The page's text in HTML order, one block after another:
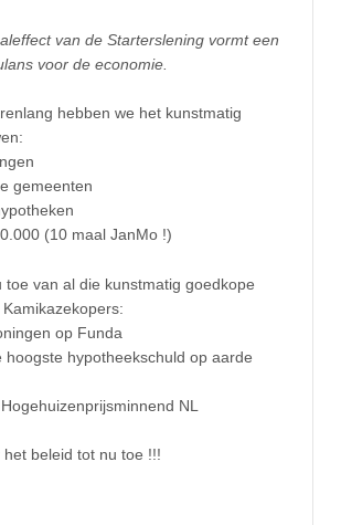
van de Starterslening vormt een
voor de economie.
hebben we het kunstmatig
gemeenten
(10 maal JanMo !)
toe van al die kunstmatig goedkope
op Funda
hoogste hypotheekschuld op aarde
NL
beleid tot nu toe !!!